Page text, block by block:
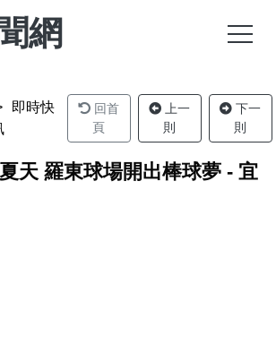
網
即時快
回首
頁
上一
則
下一
則
天 羅東球場開出棒球夢 - 宜